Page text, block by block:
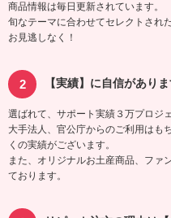
商品情報は毎日更新されています。
旬なテーマに合わせてセレクトされ
お見逃しなく！
【実績】に自信がありま
選ばれて、サポート実績３万プロジ
大手法人、官公庁からのご利用はも
くの実績がございます。
また、オリジナルお土産商品、ファ
ております。